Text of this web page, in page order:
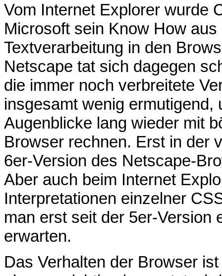
Vom Internet Explorer wurde
Microsoft sein Know How
Textverarbeitung in den
Netscape tat sich dagegen
die immer noch verbreitete
insgesamt wenig
Augenblicke lang wieder mit
Browser rechnen. Erst in der
6er-Version des Netscape-
Aber auch beim Internet
Interpretationen einzelner
man erst seit der 5er-Version
erwarten.
Das Verhalten der Browser